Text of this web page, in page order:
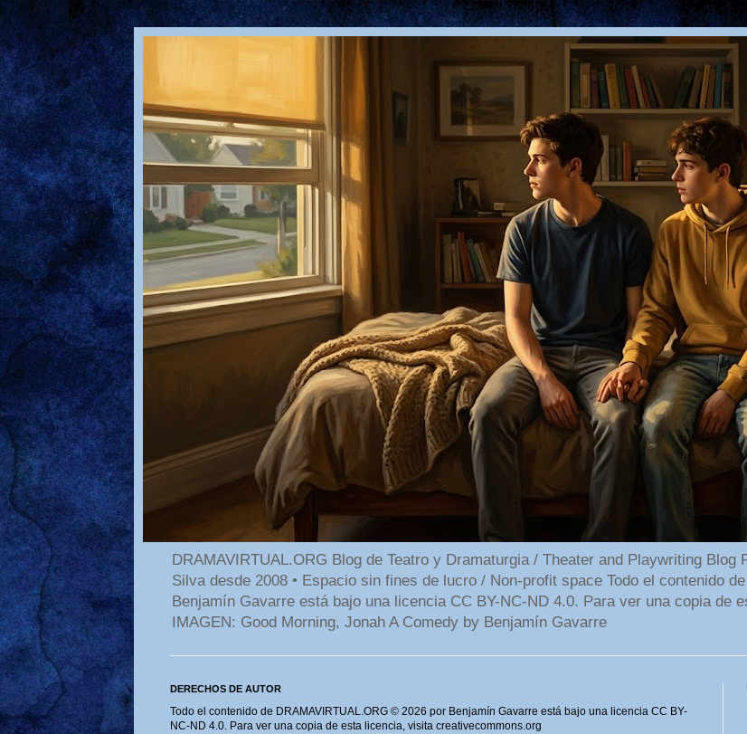
DRAMAVIRTUAL.ORG Blog de Teatro y Dramaturgia / Theater and Playwriting
Silva desde 2008 • Espacio sin fines de lucro / Non-profit space Todo el contenido
Benjamín Gavarre está bajo una licencia CC BY-NC-ND 4.0. Para ver una copia de
IMAGEN: Good Morning, Jonah A Comedy by Benjamín Gavarre
DERECHOS DE AUTOR
Todo el contenido de DRAMAVIRTUAL.ORG © 2026 por Benjamín Gavarre está bajo una licencia CC BY-
NC-ND 4.0. Para ver una copia de esta licencia, visita creativecommons.org